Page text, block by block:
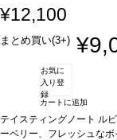
¥12,100
まとめ買い(3+)
お気に
入り登
録
カートに追加
テイスティングノート ル
ーベリー、フレッシュな